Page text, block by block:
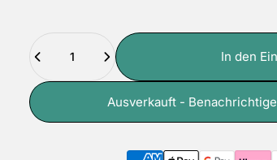
In den
Ausverkauft -